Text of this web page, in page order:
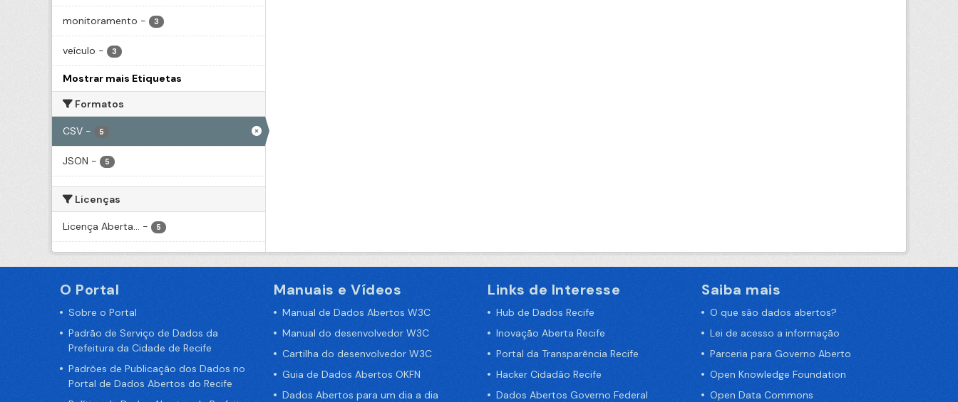
monitoramento - 3
veículo - 3
Mostrar mais Etiquetas
Formatos
CSV - 5
JSON - 5
Licenças
Licença Aberta... - 5
O Portal
Sobre o Portal
Padrão de Serviço de Dados da
Prefeitura da Cidade de Recife
Padrões de Publicação dos Dados no
Portal de Dados Abertos do Recife
Manuais e Vídeos
Manual de Dados Abertos W3C
Manual do desenvolvedor W3C
Cartilha do desenvolvedor W3C
Guia de Dados Abertos OKFN
Dados Abertos para um dia a dia
Links de Interesse
Hub de Dados Recife
Inovação Aberta Recife
Portal da Transparência Recife
Hacker Cidadão Recife
Dados Abertos Governo Federal
Saiba mais
O que são dados abertos?
Lei de acesso a informação
Parceria para Governo Aberto
Open Knowledge Foundation
Open Data Commons